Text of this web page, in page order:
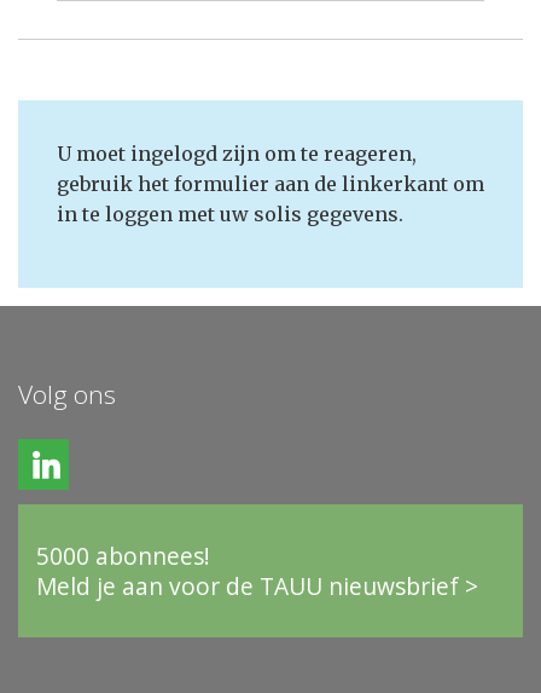
U moet ingelogd zijn om te reageren,
gebruik het formulier aan de linkerkant om
in te loggen met uw solis gegevens.
Volg ons
5000 abonnees!
Meld je aan voor de TAUU nieuwsbrief >